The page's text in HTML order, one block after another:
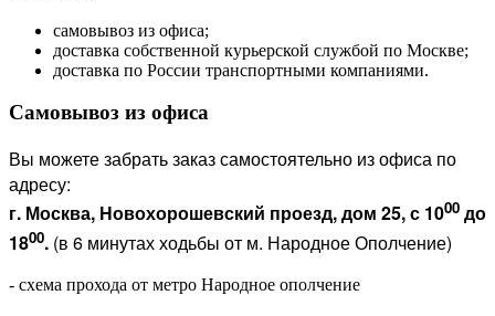
самовывоз из офиса;
доставка собственной курьерской службой по Москве;
доставка по России транспортными компаниями.
Самовывоз из офиса
Вы можете забрать заказ самостоятельно из офиса по
адресу:
г. Москва, Новохорошевский проезд, дом 25, с 1000 до
1800. (в 6 минутах ходьбы от м. Народное Ополчение)
- схема прохода от метро Народное ополчение